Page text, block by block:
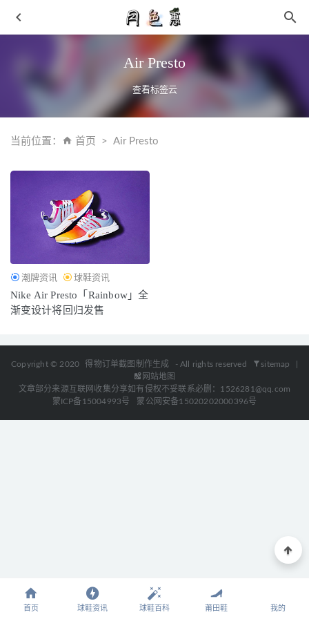
Air Presto
查看标签云
当前位置： 首页 Air Presto
潮牌资讯 球鞋资讯
Nike Air Presto「Rainbow」全
渐变设计将回归发售
Copyright © 2020 得物订单截图制作生成 - All rights reserved sitemap
网站地图
文章部分来源互联网收集分享如有侵权不妥联系必删：1526281@qq.com
蒙ICP备15004993号
蒙公网安备15020202000396号
主打校园时尚的毛衣搭配，告别臃肿 设计新颖
李宁 937 Deluxe Low 鞋款全新雾都大势特别版公布
少吃香肠烤肉 预防癌症的生活保健小常识
FILA Fusion 万圣节主题 TERATACH 限量球鞋礼盒发售
2021-10-24
首页 球鞋资讯 球鞋百科 莆田鞋 我的